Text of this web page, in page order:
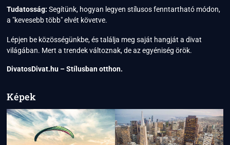
Tudatosság: Segítünk, hogyan legyen stílusos fenntartható módon,
a "kevesebb több" elvét követve.
Lépjen be közösségünkbe, és találja meg saját hangját a divat
világában. Mert a trendek változnak, de az egyéniség örök.
DivatosDivat.hu – Stílusban otthon.
Képek